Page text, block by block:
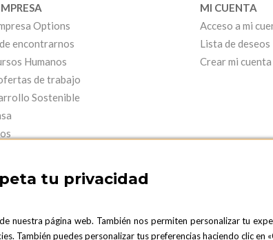
Options
encontrarnos
Humanos
de trabajo
Sostenible
MI CUENTA
Acceso a mi
Lista de deseos
Crear mi cuenta
BARCELONA SHOWROOM OPTIONS
tu privacidad
nuestra página web. También nos permiten personalizar tu
También puedes personalizar tus preferencias haciendo clic